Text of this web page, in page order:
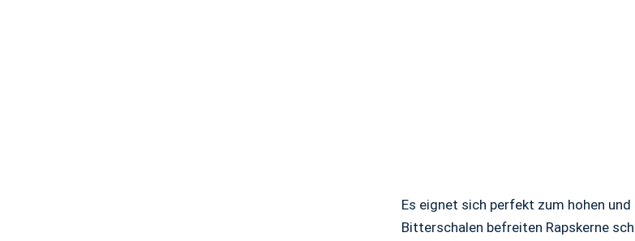
Es eignet sich perfekt zum hohen
Bitterschalen befreiten Rapskerne